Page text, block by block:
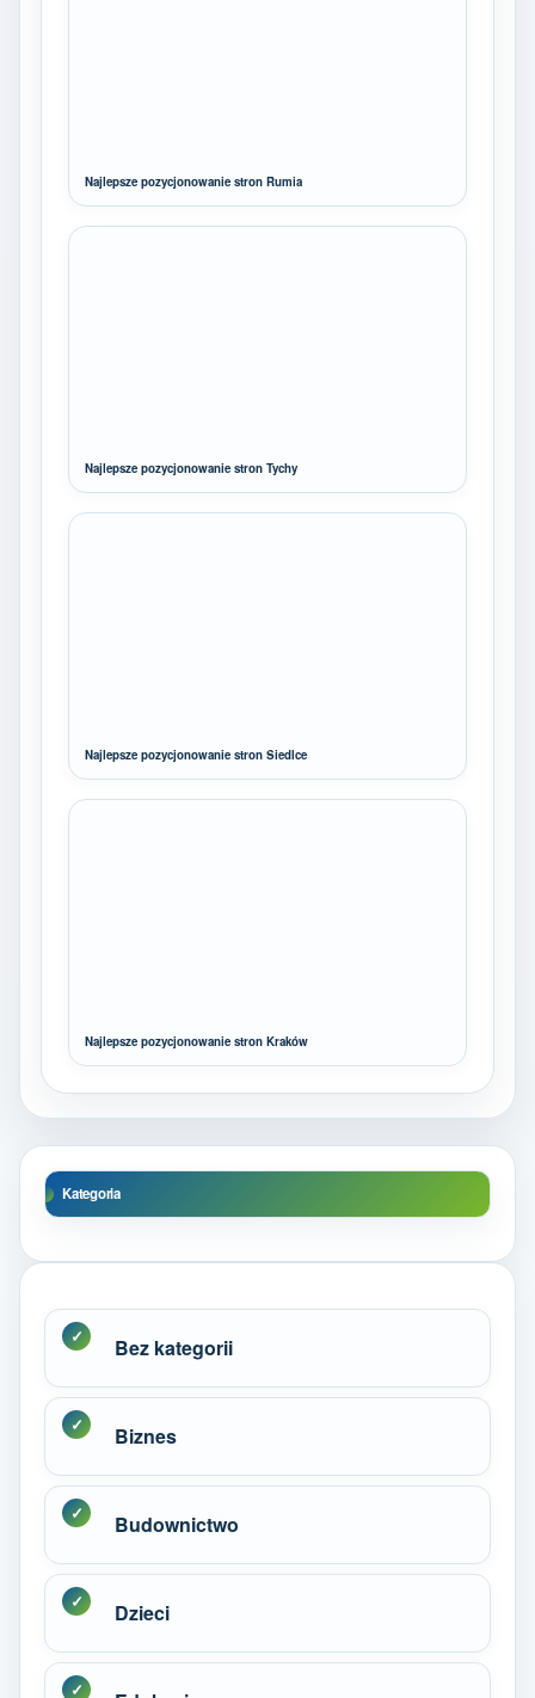
Najlepsze pozycjonowanie stron Rumia
Najlepsze pozycjonowanie stron Tychy
Najlepsze pozycjonowanie stron Siedlce
Najlepsze pozycjonowanie stron Kraków
Kategoria
Bez kategorii
Biznes
Budownictwo
Dzieci